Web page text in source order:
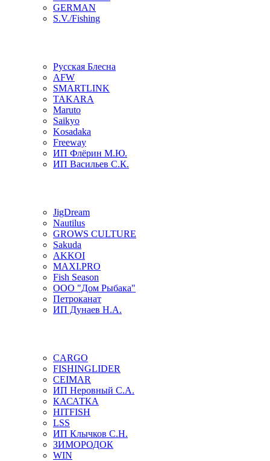
GERMAN
S.V./Fishing
Русская Блесна
AFW
SMARTLINK
TAKARA
Maruto
Saikyo
Kosadaka
Freeway
ИП Флёрин М.Ю.
ИП Васильев С.К.
JigDream
Nautilus
GROWS CULTURE
Sakuda
AKKOI
MAXI.PRO
Fish Season
ООО "Дом Рыбака"
Петроканат
ИП Дунаев Н.А.
CARGO
FISHINGLIDER
CEIMAR
ИП Неровный С.А.
КАСАТКА
HITFISH
LSS
ИП Клычков С.Н.
ЗИМОРОДОК
WIN